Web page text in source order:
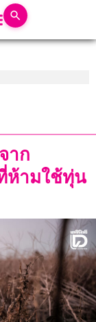
าก
ห้ามใช้ทุ่น